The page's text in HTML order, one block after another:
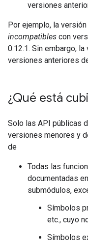
versiones
Por ejemplo, la
incompatibles con
0.12.1. Sin embargo,
versiones anteriores
¿Qué está
Solo las API públicas
versiones menores y
de
Todas las
documentadas
submódulos,
Símbolos
etc., cuyo
Símbolos